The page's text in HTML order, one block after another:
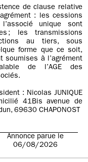
de clause relative
: les cessions
unique sont
; les transmissions
au tiers, sous
forme que ce soit,
soumises à l’agrément
de l’AGE des
: Nicolas JUNIQUE
41Bis avenue de
69630 CHAPONOST
Annonce parue le
06/08/2026